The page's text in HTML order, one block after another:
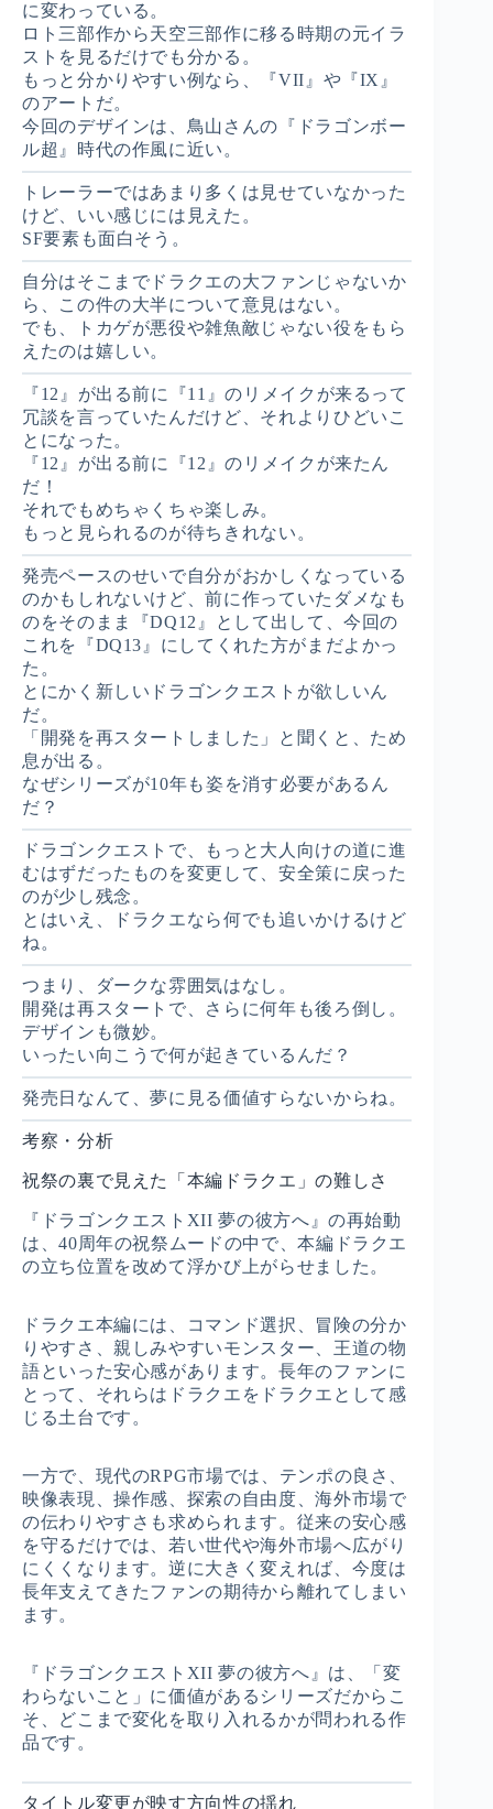
に変わっている。
ロト三部作から天空三部作に移る時期の元イラ
ストを見るだけでも分かる。
もっと分かりやすい例なら、『VII』や『IX』
のアートだ。
今回のデザインは、鳥山さんの『ドラゴンボー
ル超』時代の作風に近い。
トレーラーではあまり多くは見せていなかった
けど、いい感じには見えた。
SF要素も面白そう。
自分はそこまでドラクエの大ファンじゃないか
ら、この件の大半について意見はない。
でも、トカゲが悪役や雑魚敵じゃない役をもら
えたのは嬉しい。
『12』が出る前に『11』のリメイクが来るって
冗談を言っていたんだけど、それよりひどいこ
とになった。
『12』が出る前に『12』のリメイクが来たん
だ！
それでもめちゃくちゃ楽しみ。
もっと見られるのが待ちきれない。
発売ペースのせいで自分がおかしくなっている
のかもしれないけど、前に作っていたダメなも
のをそのまま『DQ12』として出して、今回の
これを『DQ13』にしてくれた方がまだよかっ
た。
とにかく新しいドラゴンクエストが欲しいん
だ。
「開発を再スタートしました」と聞くと、ため
息が出る。
なぜシリーズが10年も姿を消す必要があるん
だ？
ドラゴンクエストで、もっと大人向けの道に進
むはずだったものを変更して、安全策に戻った
のが少し残念。
とはいえ、ドラクエなら何でも追いかけるけど
ね。
つまり、ダークな雰囲気はなし。
開発は再スタートで、さらに何年も後ろ倒し。
デザインも微妙。
いったい向こうで何が起きているんだ？
発売日なんて、夢に見る価値すらないからね。
考察・分析
祝祭の裏で見えた「本編ドラクエ」の難しさ
『ドラゴンクエストXII 夢の彼方へ』の再始動
は、40周年の祝祭ムードの中で、本編ドラクエ
の立ち位置を改めて浮かび上がらせました。
ドラクエ本編には、コマンド選択、冒険の分か
りやすさ、親しみやすいモンスター、王道の物
語といった安心感があります。長年のファンに
とって、それらはドラクエをドラクエとして感
じる土台です。
一方で、現代のRPG市場では、テンポの良さ、
映像表現、操作感、探索の自由度、海外市場で
の伝わりやすさも求められます。従来の安心感
を守るだけでは、若い世代や海外市場へ広がり
にくくなります。逆に大きく変えれば、今度は
長年支えてきたファンの期待から離れてしまい
ます。
『ドラゴンクエストXII 夢の彼方へ』は、「変
わらないこと」に価値があるシリーズだからこ
そ、どこまで変化を取り入れるかが問われる作
品です。
タイトル変更が映す方向性の揺れ